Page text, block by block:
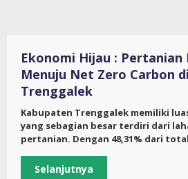
Ekonomi Hijau :
Menuju Net Zero Carbon
Trenggalek
Kabupaten Trenggalek memiliki
yang sebagian besar terdiri dari
pertanian. Dengan 48,31% dari total
Selanjutnya